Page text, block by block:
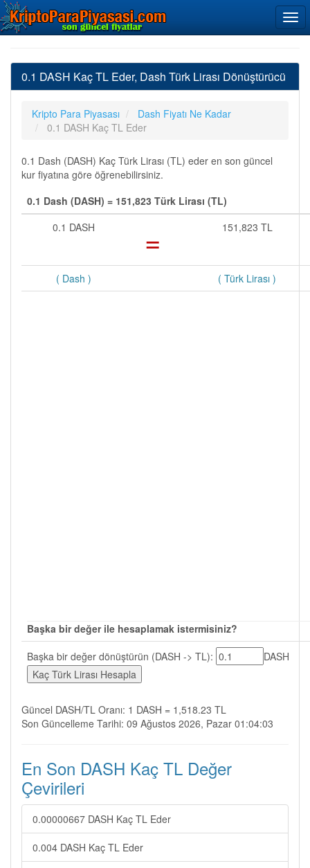
0.1 DASH Kaç TL Eder, Dash Türk Lirası Dönüştürücü
Kripto Para Piyasası
Dash Fiyatı Ne Kadar
0.1 DASH Kaç TL Eder
0.1 Dash (DASH) Kaç Türk Lirası (TL) eder en son güncel
kur fiyatına göre öğrenebilirsiniz.
0.1 Dash (DASH) = 151,823 Türk Lirası (TL)
0.1 DASH
= 151,823 TL
( Dash ) ( Türk Lirası )
Başka bir değer ile hesaplamak istermisiniz?
Başka bir değer dönüştürün (DASH -> TL):
DASH
Güncel DASH/TL Oranı: 1 DASH = 1,518.23 TL
Son Güncelleme Tarihi: 09 Ağustos 2026, Pazar 01:04:03
En Son DASH Kaç TL Değer
Çevirileri
0.00000667 DASH Kaç TL Eder
0.004 DASH Kaç TL Eder